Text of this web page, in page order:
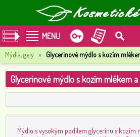
MENU
Mýdla, gely » Glycerinové mýdlo s kozím
Glycerinové mýdlo s kozím mlékem
Mýdlo s vysokým podílem glycerínu s kozím